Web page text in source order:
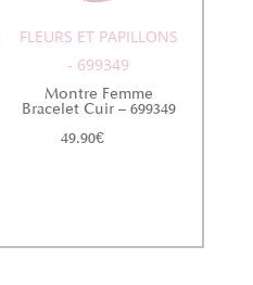
FLEURS ET PAPILLONS
- 699349
Montre Femme
Bracelet Cuir – 699349
49.90€